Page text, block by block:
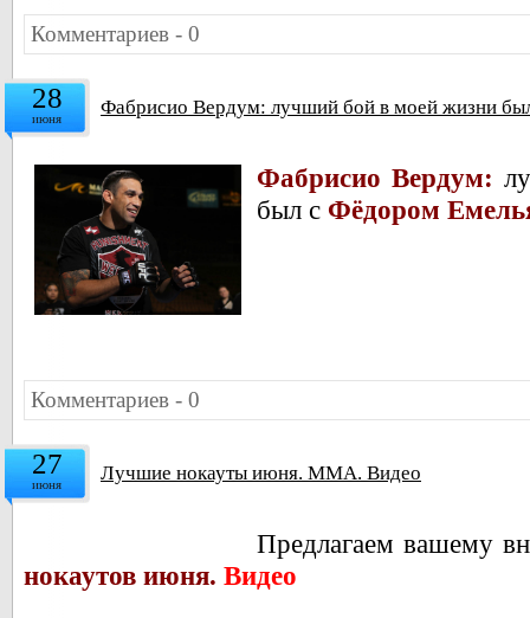
Комментариев - 0
28
июня Фабрисио Вердум: лучший бой в моей жизни
Фабрисио Вердум:
был с Фёдором
Комментариев - 0
27
июня Лучшие нокауты июня. ММА. Видео
Предлагаем вашему
нокаутов июня. Видео